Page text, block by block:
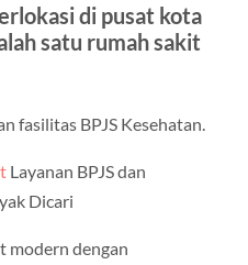
di pusat kota
satu rumah sakit
fasilitas BPJS Kesehatan.
Layanan BPJS dan
Dicari
modern dengan